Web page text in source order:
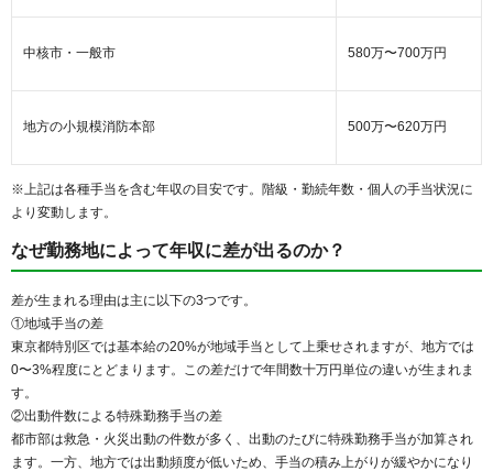
中核市・一般市 580万〜700万円
地方の小規模消防本部 500万〜620万円
※上記は各種手当を含む年収の目安です。階級・勤続年数・個人の手当状況に
より変動します。
なぜ勤務地によって年収に差が出るのか？
差が生まれる理由は主に以下の3つです。
①地域手当の差
東京都特別区では基本給の20%が地域手当として上乗せされますが、地方では
0〜3%程度にとどまります。この差だけで年間数十万円単位の違いが生まれま
す。
②出動件数による特殊勤務手当の差
都市部は救急・火災出動の件数が多く、出動のたびに特殊勤務手当が加算され
ます。一方、地方では出動頻度が低いため、手当の積み上がりが緩やかになり